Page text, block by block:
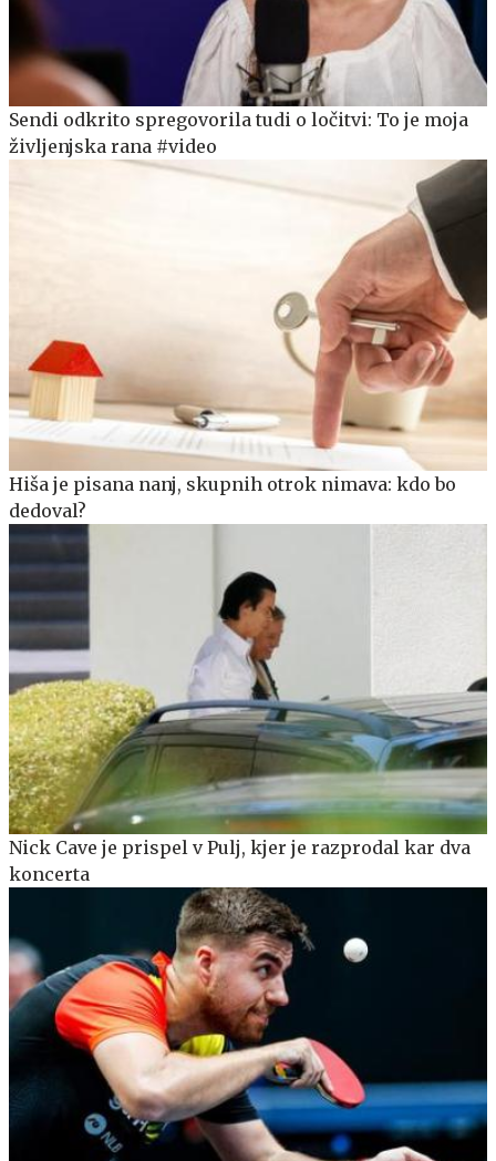
Sendi odkrito spregovorila tudi o ločitvi: To je moja
življenjska rana #video
Hiša je pisana nanj, skupnih otrok nimava: kdo bo
dedoval?
Nick Cave je prispel v Pulj, kjer je razprodal kar dva
koncerta